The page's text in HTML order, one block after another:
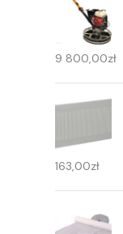
9 800,00zł
163,00zł